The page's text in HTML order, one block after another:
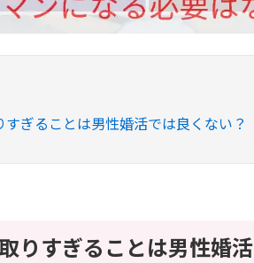
ぎることは男性婚活では良くない？
りすぎることは男性婚